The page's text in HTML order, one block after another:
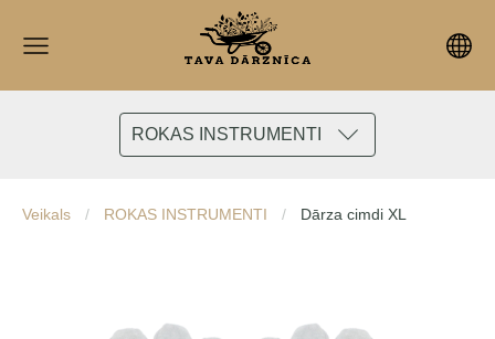
ROKAS INSTRUMENTI
Veikals ROKAS INSTRUMENTI Dārza cimdi XL